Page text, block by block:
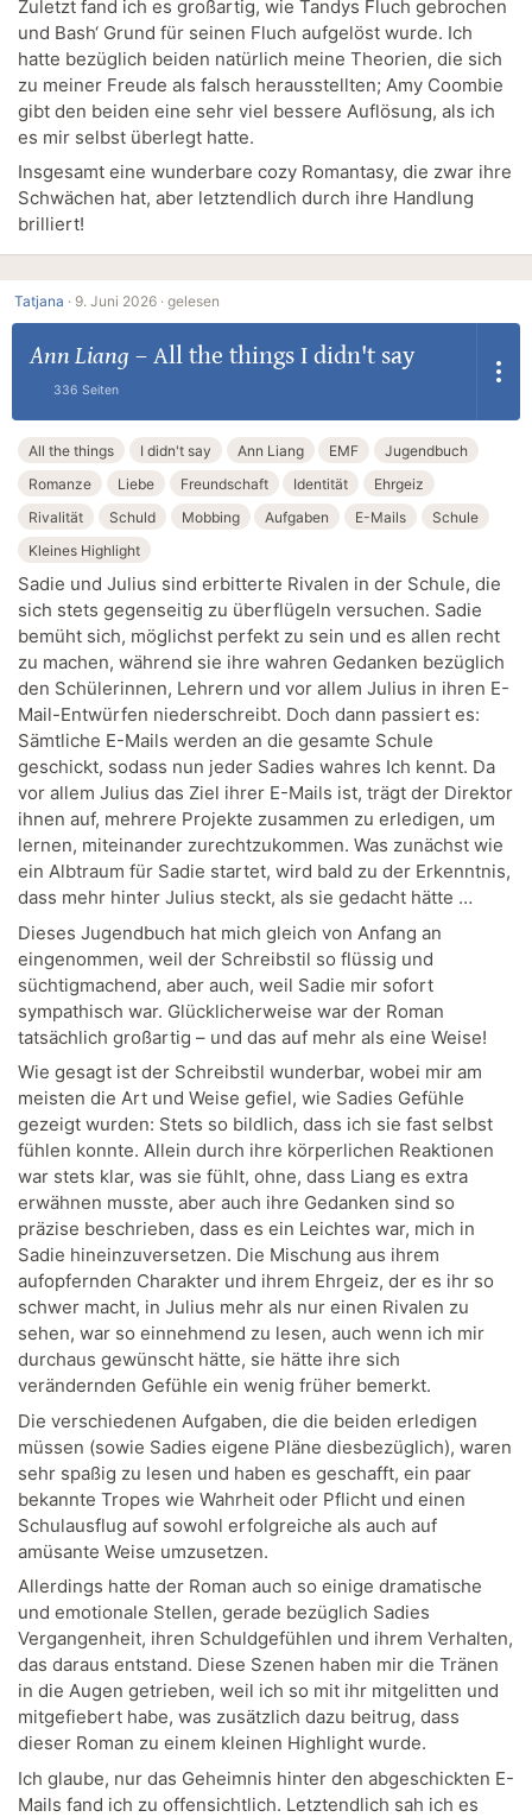
Zuletzt fand ich es großartig, wie Tandys Fluch gebrochen
und Bash‘ Grund für seinen Fluch aufgelöst wurde. Ich
hatte bezüglich beiden natürlich meine Theorien, die sich
zu meiner Freude als falsch herausstellten; Amy Coombie
gibt den beiden eine sehr viel bessere Auflösung, als ich
es mir selbst überlegt hatte.
Insgesamt eine wunderbare cozy Romantasy, die zwar ihre
Schwächen hat, aber letztendlich durch ihre Handlung
brilliert!
Tatjana · 9. Juni 2026 · gelesen
Ann Liang – All the things I didn't say
336 Seiten
All the things I didn't say Ann Liang EMF
Jugendbuch
Romanze
Liebe Freundschaft Identität
Ehrgeiz
Rivalität
Schuld Mobbing Aufgaben E-Mails
Schule
Kleines Highlight
Sadie und Julius sind erbitterte Rivalen in der Schule, die
sich stets gegenseitig zu überflügeln versuchen. Sadie
bemüht sich, möglichst perfekt zu sein und es allen recht
zu machen, während sie ihre wahren Gedanken bezüglich
den Schülerinnen, Lehrern und vor allem Julius in ihren E-
Mail-Entwürfen niederschreibt. Doch dann passiert es:
Sämtliche E-Mails werden an die gesamte Schule
geschickt, sodass nun jeder Sadies wahres Ich kennt. Da
vor allem Julius das Ziel ihrer E-Mails ist, trägt der Direktor
ihnen auf, mehrere Projekte zusammen zu erledigen, um
lernen, miteinander zurechtzukommen. Was zunächst wie
ein Albtraum für Sadie startet, wird bald zu der Erkenntnis,
dass mehr hinter Julius steckt, als sie gedacht hätte …
Dieses Jugendbuch hat mich gleich von Anfang an
eingenommen, weil der Schreibstil so flüssig und
süchtigmachend, aber auch, weil Sadie mir sofort
sympathisch war. Glücklicherweise war der Roman
tatsächlich großartig – und das auf mehr als eine Weise!
Wie gesagt ist der Schreibstil wunderbar, wobei mir am
meisten die Art und Weise gefiel, wie Sadies Gefühle
gezeigt wurden: Stets so bildlich, dass ich sie fast selbst
fühlen konnte. Allein durch ihre körperlichen Reaktionen
war stets klar, was sie fühlt, ohne, dass Liang es extra
erwähnen musste, aber auch ihre Gedanken sind so
präzise beschrieben, dass es ein Leichtes war, mich in
Sadie hineinzuversetzen. Die Mischung aus ihrem
aufopfernden Charakter und ihrem Ehrgeiz, der es ihr so
schwer macht, in Julius mehr als nur einen Rivalen zu
sehen, war so einnehmend zu lesen, auch wenn ich mir
durchaus gewünscht hätte, sie hätte ihre sich
verändernden Gefühle ein wenig früher bemerkt.
Die verschiedenen Aufgaben, die die beiden erledigen
müssen (sowie Sadies eigene Pläne diesbezüglich), waren
sehr spaßig zu lesen und haben es geschafft, ein paar
bekannte Tropes wie Wahrheit oder Pflicht und einen
Schulausflug auf sowohl erfolgreiche als auch auf
amüsante Weise umzusetzen.
Allerdings hatte der Roman auch so einige dramatische
und emotionale Stellen, gerade bezüglich Sadies
Vergangenheit, ihren Schuldgefühlen und ihrem Verhalten,
das daraus entstand. Diese Szenen haben mir die Tränen
in die Augen getrieben, weil ich so mit ihr mitgelitten und
mitgefiebert habe, was zusätzlich dazu beitrug, dass
dieser Roman zu einem kleinen Highlight wurde.
Ich glaube, nur das Geheimnis hinter den abgeschickten E-
Mails fand ich zu offensichtlich. Letztendlich sah ich es